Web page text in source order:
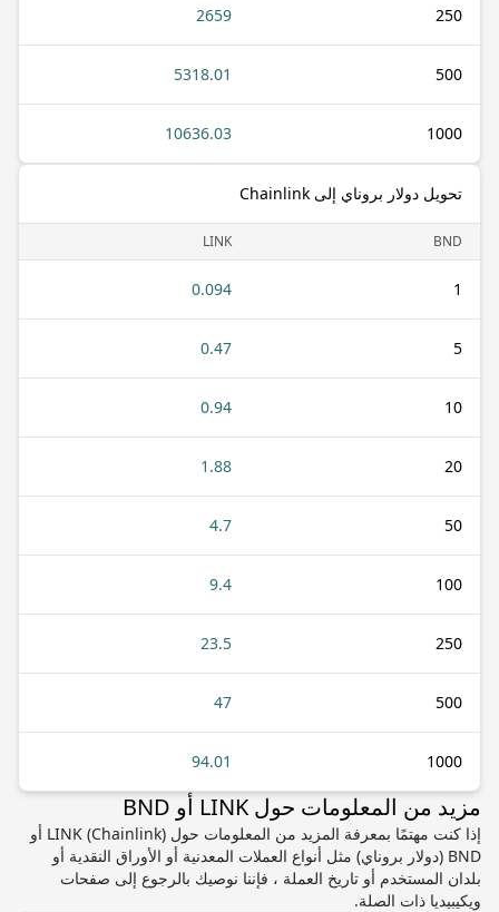
250
2659
500
5318.01
1000
10636.03
تحويل دولار بروناي إلى Chainlink
BND
LINK
1
0.094
5
0.47
10
0.94
20
1.88
50
4.7
100
9.4
250
23.5
500
47
1000
94.01
مزيد من المعلومات حول LINK أو BND
إذا كنت مهتمًا بمعرفة المزيد من المعلومات حول LINK (Chainlink) أو
BND (دولار بروناي) مثل أنواع العملات المعدنية أو الأوراق النقدية أو
بلدان المستخدم أو تاريخ العملة ، فإننا نوصيك بالرجوع إلى صفحات
ويكيبيديا ذات الصلة.